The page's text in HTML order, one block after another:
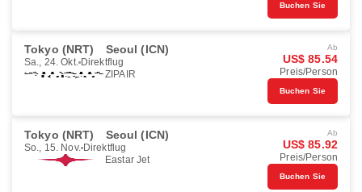
Buchen Sie
Tokyo (NRT) Seoul (ICN)
Sa., 24. Okt. Direktflug
ZIPAIR
Ab
US$ 85.54
Preis/Person
Buchen Sie
Tokyo (NRT) Seoul (ICN)
So., 15. Nov. Direktflug
Eastar Jet
Ab
US$ 85.92
Preis/Person
Buchen Sie